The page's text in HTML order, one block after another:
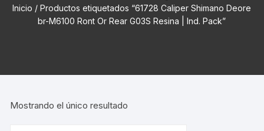
Inicio / Productos etiquetados “61728 Caliper Shimano Deore
br-M6100 Ront Or Rear G03S Resina | Ind. Pack”
Mostrando el único resultado